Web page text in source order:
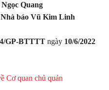
Quang
Nhà báo Vũ Kim Linh
GP-BTTTT ngày 10/6/2022
Cơ quan chủ quản